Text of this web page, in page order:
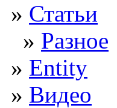
» Статьи
» Разное
» Entity
» Видео